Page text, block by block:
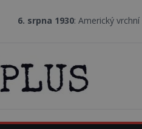
vrchní soudce Joseph F.